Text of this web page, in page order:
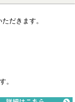
だきます。
。